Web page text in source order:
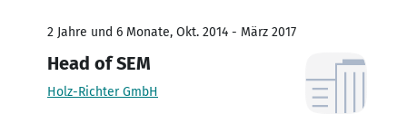
2 Jahre und 6 Monate, Okt. 2014 - März 2017
Head of SEM
Holz-Richter GmbH